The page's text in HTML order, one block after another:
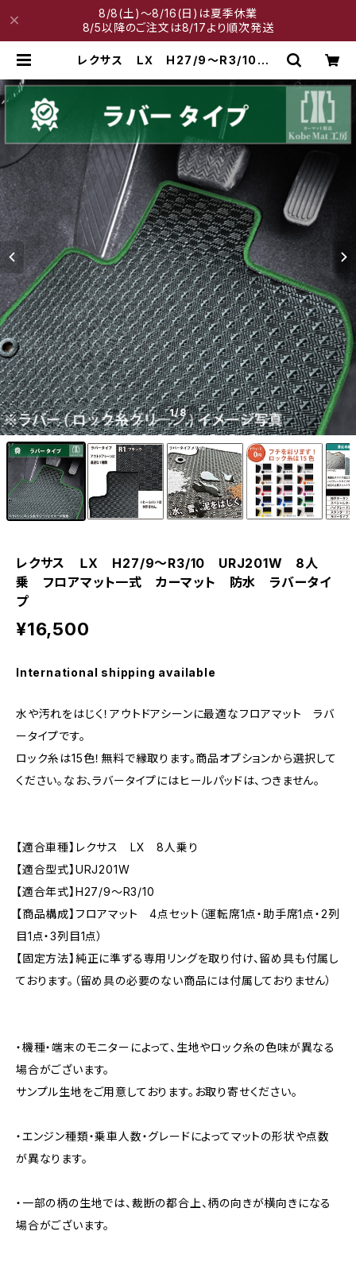
8/8(土)～8/16(日)は夏季休業
8/5以降のご注文は8/17より順次発送
レクサス ＬＸ H27/9〜R3/10 U
式 カーマット 防水 ラバータイプ
1/8
レクサス ＬＸ H27/9〜R3/10 URJ201W 8人
乗 フロアマット一式 カーマット 防水 ラバータイ
プ
¥16,500
International shipping available
水や汚れをはじく！アウトドアシーンに最適なフロアマット ラバ
ータイプです。
ロック糸は15色！無料で縁取ります。商品オプションから選択して
ください。なお、ラバータイプにはヒールパッドは、つきません。
【適合車種】レクサス LX 8人乗り
【適合型式】URJ201W
【適合年式】H27/9〜R3/10
【商品構成】フロアマット 4点セット（運転席1点・助手席1点・2列
目1点・3列目1点）
【固定方法】純正に準ずる専用リングを取り付け、留め具も付属し
ております。（留め具の必要のない商品には付属しておりません）
・機種・端末のモニターによって、生地やロック糸の色味が異なる
場合がございます。
サンプル生地をご用意しております。お取り寄せください。
・エンジン種類・乗車人数・グレードによってマットの形状や点数
が異なります。
・一部の柄の生地では、裁断の都合上、柄の向きが横向きになる
場合がございます。